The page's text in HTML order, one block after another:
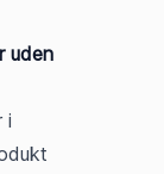
uden
i